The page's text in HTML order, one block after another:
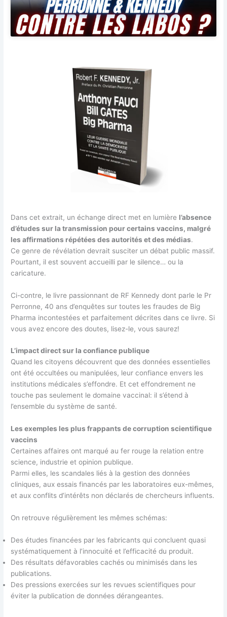
Dans cet extrait, un échange direct met en lumière l’absence
d’études sur la transmission pour certains vaccins, malgré
les affirmations répétées des autorités et des médias.
Ce genre de révélation devrait susciter un débat public massif.
Pourtant, il est souvent accueilli par le silence… ou la
caricature.
Ci-contre, le livre passionnant de RF Kennedy dont parle le Pr
Perronne, 40 ans d’enquêtes sur toutes les fraudes de Big
Pharma incontestées et parfaitement décrites dans ce livre. Si
vous avez encore des doutes, lisez-le, vous saurez!
L’impact direct sur la confiance publique
Quand les citoyens découvrent que des données essentielles
ont été occultées ou manipulées, leur confiance envers les
institutions médicales s’effondre. Et cet effondrement ne
touche pas seulement le domaine vaccinal: il s’étend à
l’ensemble du système de santé.
Les exemples les plus frappants de corruption scientifique
vaccins
Certaines affaires ont marqué au fer rouge la relation entre
science, industrie et opinion publique.
Parmi elles, les scandales liés à la gestion des données
cliniques, aux essais financés par les laboratoires eux-mêmes,
et aux conflits d’intérêts non déclarés de chercheurs influents.
On retrouve régulièrement les mêmes schémas:
Des études financées par les fabricants qui concluent quasi
systématiquement à l’innocuité et l’efficacité du produit.
Des résultats défavorables cachés ou minimisés dans les
publications.
Des pressions exercées sur les revues scientifiques pour
éviter la publication de données dérangeantes.